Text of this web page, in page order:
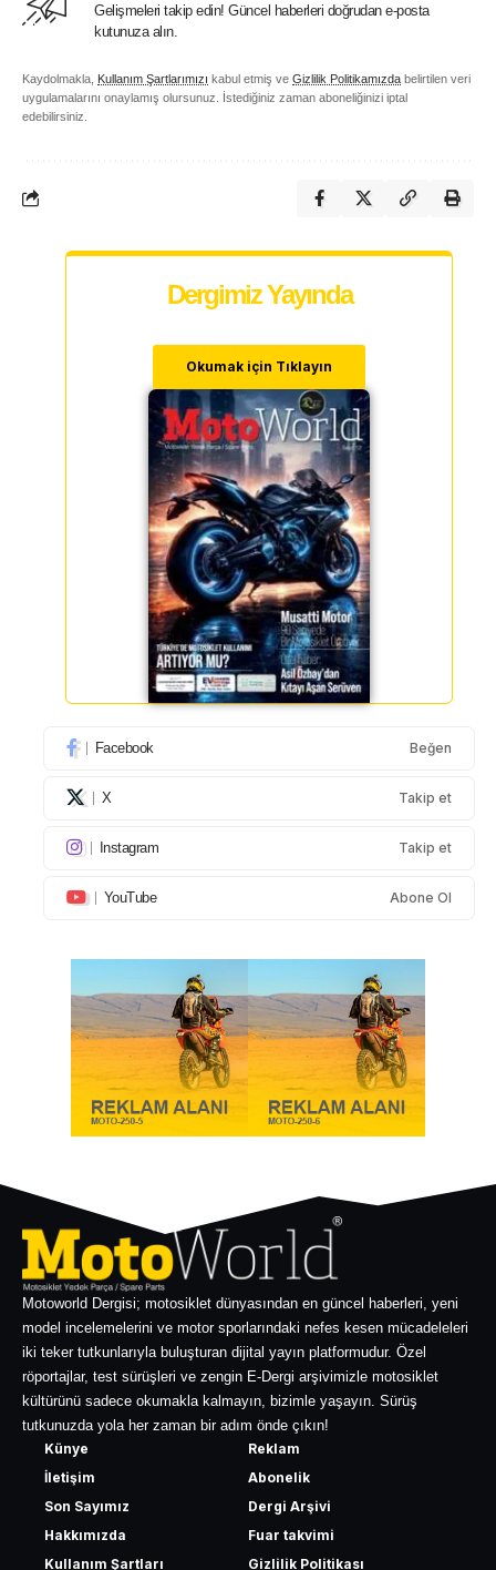
Gelişmeleri takip edin! Güncel haberleri doğrudan e-posta
kutunuza alın.
Kaydolmakla, Kullanım Şartlarımızı kabul etmiş ve Gizlilik Politikamızda belirtilen veri
uygulamalarını onaylamış olursunuz. İstediğiniz zaman aboneliğinizi iptal
edebilirsiniz.
Dergimiz Yayında
Okumak için Tıklayın
Facebook Beğen
X Takip et
Instagram Takip et
YouTube Abone Ol
Motoworld Dergisi; motosiklet dünyasından en güncel haberleri, yeni
model incelemelerini ve motor sporlarındaki nefes kesen mücadeleleri
iki teker tutkunlarıyla buluşturan dijital yayın platformudur. Özel
röportajlar, test sürüşleri ve zengin E-Dergi arşivimizle motosiklet
kültürünü sadece okumakla kalmayın, bizimle yaşayın. Sürüş
tutkunuzda yola her zaman bir adım önde çıkın!
Künye
İletişim
Son Sayımız
Hakkımızda
Kullanım Şartları
Reklam
Abonelik
Dergi Arşivi
Fuar takvimi
Gizlilik Politikası